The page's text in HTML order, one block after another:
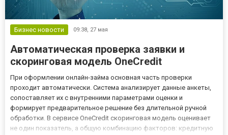
Бизнес новости 09:38, 27 мая
Автоматическая проверка заявки и
скоринговая модель OneCredit
При оформлении онлайн-займа основная часть проверки
проходит автоматически. Система анализирует данные анкеты,
сопоставляет их с внутренними параметрами оценки и
формирует предварительное решение без длительной ручной
обработки. В сервисе OneCredit скоринговая модель оценивает
не один показатель, а общую комбинацию факторов: кредитную